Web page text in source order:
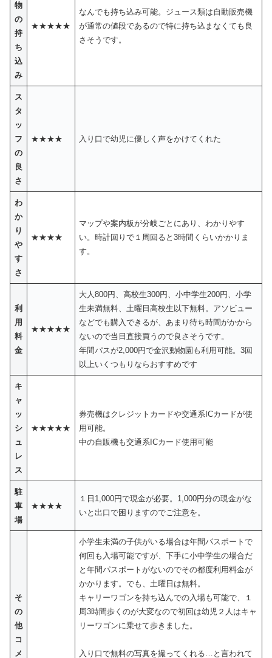
物
の
持
ち
込
み
★★★★★
なんでも持ち込み可能。ジュース類は自動販売機
が通常の値段であるので特に持ち込まなくても良
さそうです。
ス
タ
ッ
フ
の
良
さ
★★★★ 入り口で幼児に優しく声をかけてくれた
わ
か
り
や
す
さ
★★★★
マップや案内板が分岐ごとにあり、わかりやす
い。時計回りで１周回ると3時間くらいかかりま
す。
利
用
料
金
★★★★★
大人800円、高校生300円、小中学生200円、小学
生未満無料、土曜日高校生以下無料。アソビュー
などでも購入できるが、あまり待ち時間がかから
ないので当日直接買うので良さそうです。
年間パスが2,000円で金沢動物園も利用可能。3回
以上いくつもりならおすすめです
キ
ャ
ッ
シ
ュ
レ
ス
★★★★★
券売機はクレジットカードや交通系ICカードが使
用可能。
中の自販機も交通系ICカード使用可能
駐
車
場
★★★★
１日1,000円で現金が必要。1,000円分の現金がな
いと出口で困りますのでご注意を。
そ
の
他
コ
メ
小学生未満の子供がいる場合は年間パスポートで
何回も入場可能ですが、下手に小中学生の場合だ
と年間パスポートがないのでその都度利用料金が
かかります。でも、土曜日は無料。
キャリーワゴンを持ち込んでの入場も可能で、１
周3時間歩くのが大変なので初回は幼児２人はキャ
リーワゴンに乗せて歩きました。
入り口で無料の写真を撮ってくれる…と言われて